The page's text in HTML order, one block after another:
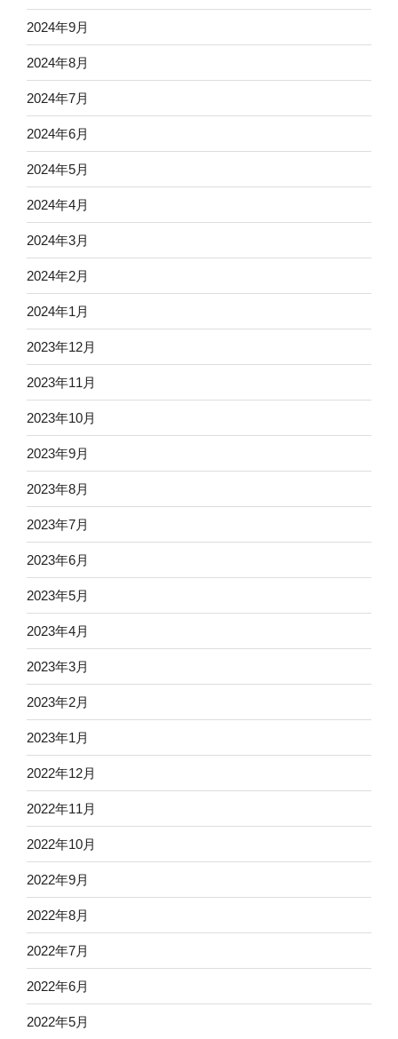
2024年9月
2024年8月
2024年7月
2024年6月
2024年5月
2024年4月
2024年3月
2024年2月
2024年1月
2023年12月
2023年11月
2023年10月
2023年9月
2023年8月
2023年7月
2023年6月
2023年5月
2023年4月
2023年3月
2023年2月
2023年1月
2022年12月
2022年11月
2022年10月
2022年9月
2022年8月
2022年7月
2022年6月
2022年5月